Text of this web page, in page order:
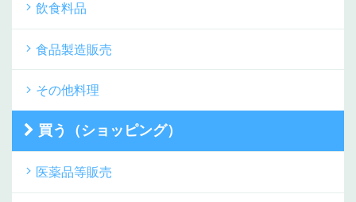
飲食料品
食品製造販売
その他料理
買う（ショッピング）
医薬品等販売